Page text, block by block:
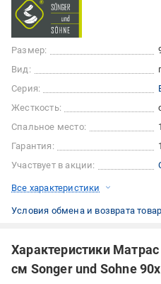
Размер:
Вид:
Серия:
Жесткость:
Спальное место:
Гарантия:
Участвует в акции:
Все характеристики
Условия обмена и возврата
Характеристики
см Songer und Sohne